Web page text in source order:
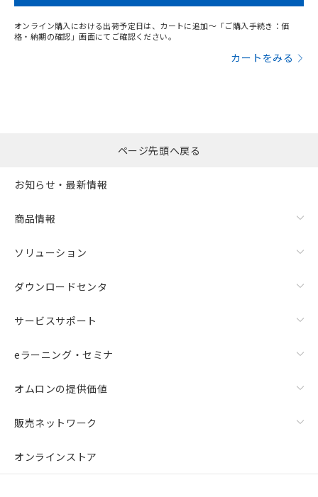
オンライン購入における出荷予定日は、カートに追加～「ご購入手続き：価
格・納期の確認」画面にてご確認ください。
カートをみる
ページ先頭へ戻る
お知らせ・最新情報
商品情報
ソリューション
ダウンロードセンタ
サービスサポート
eラーニング・セミナ
オムロンの提供価値
販売ネットワーク
オンラインストア